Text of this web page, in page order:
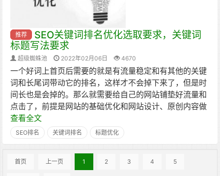
推荐
SEO关键词排名优化选取要求，关键词
标题写法要求
超级蜘蛛池 2022年02月06日 4670
一个好词上首页后需要的就是有流量稳定和有其他的关键
词和长尾词带动它的排名，这样才不会掉下来了，但是时
间长也是会掉的。那么就需要给自己的网站铺垫好流量和
点击了，前提是网站的基础优化和网站设计、原创内容做
查看全文
SEO排名 关键词排名 标题优化
首页 上一页 1 2 3 4 5